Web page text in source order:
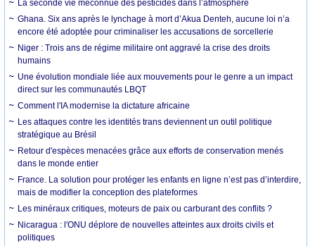
La seconde vie méconnue des pesticides dans l’atmosphère
Ghana. Six ans après le lynchage à mort d’Akua Denteh, aucune loi n’a
encore été adoptée pour criminaliser les accusations de sorcellerie
Niger : Trois ans de régime militaire ont aggravé la crise des droits
humains
Une évolution mondiale liée aux mouvements pour le genre a un impact
direct sur les communautés LBQT
Comment l'IA modernise la dictature africaine
Les attaques contre les identités trans deviennent un outil politique
stratégique au Brésil
Retour d'espèces menacées grâce aux efforts de conservation menés
dans le monde entier
France. La solution pour protéger les enfants en ligne n’est pas d’interdire,
mais de modifier la conception des plateformes
Les minéraux critiques, moteurs de paix ou carburant des conflits ?
Nicaragua : l'ONU déplore de nouvelles atteintes aux droits civils et
politiques